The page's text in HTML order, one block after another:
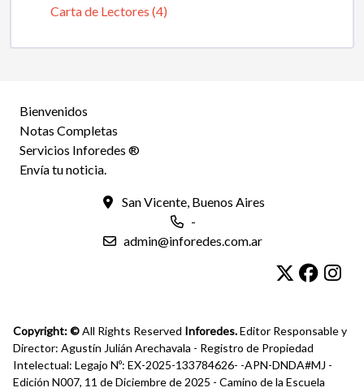
Carta de Lectores (4)
Bienvenidos
Notas Completas
Servicios Inforedes ®
Envía tu noticia.
San Vicente, Buenos Aires
-
admin@inforedes.com.ar
Copyright: ©All Rights Reserved Inforedes.Editor Responsable y
Director: Agustín Julián Arechavala - Registro de Propiedad
Intelectual: Legajo Nº: EX-2025-133784626- -APN-DNDA#MJ -
Edición N007, 11 de Diciembre de 2025 - Camino de la Escuela